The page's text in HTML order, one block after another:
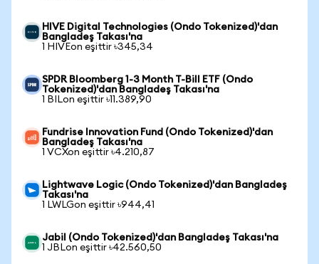
HIVE Digital Technologies (Ondo Tokenized)'dan
Bangladeş Takası'na
1 HIVEon eşittir ৳345,34
SPDR Bloomberg 1-3 Month T-Bill ETF (Ondo
Tokenized)'dan Bangladeş Takası'na
1 BILon eşittir ৳11.389,90
Fundrise Innovation Fund (Ondo Tokenized)'dan
Bangladeş Takası'na
1 VCXon eşittir ৳4.210,87
Lightwave Logic (Ondo Tokenized)'dan Bangladeş
Takası'na
1 LWLGon eşittir ৳944,41
Jabil (Ondo Tokenized)'dan Bangladeş Takası'na
1 JBLon eşittir ৳42.560,50